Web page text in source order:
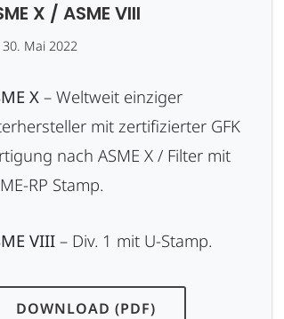
X / ASME VIII
30. Mai 2022
X – Weltweit einziger
mit zertifizierter GFK
nach ASME X / Filter mit
RP Stamp.
VIII – Div. 1 mit U-Stamp.
DOWNLOAD (PDF)